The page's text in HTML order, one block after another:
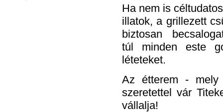
Ha nem is
illatok, a grillezett
biztosan
túl minden este
léteteket.
Az étterem -
szeretettel vár
vállalja!